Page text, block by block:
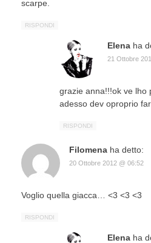
scarpe.
RISPONDI
Elena ha
21 Ottobre
grazie anna!!!ok ve lho
adesso dev oproprio
RISPONDI
Filomena ha detto:
20 Ottobre 2012 @ 06:52
Voglio quella giacca… <3 <3 <3
RISPONDI
Elena ha